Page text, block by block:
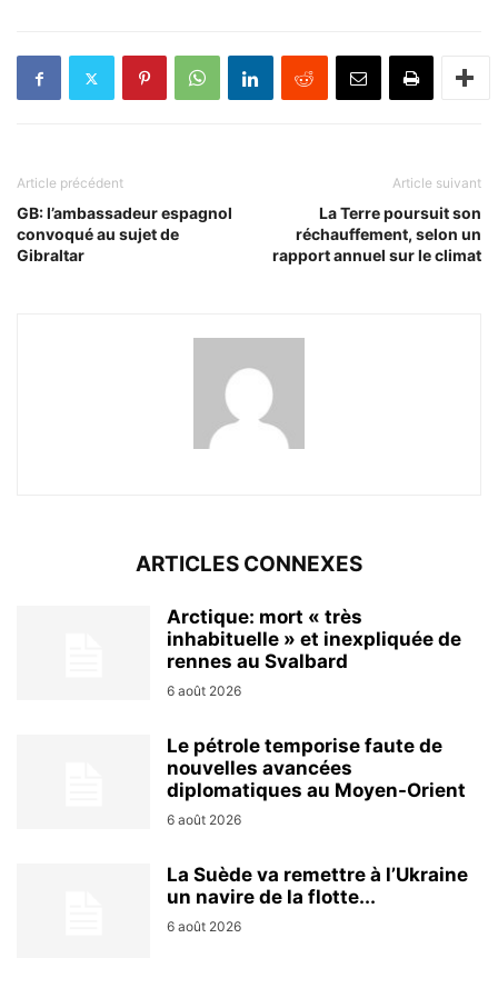
Article précédent
GB: l’ambassadeur espagnol
convoqué au sujet de
Gibraltar
Article suivant
La Terre poursuit son
réchauffement, selon un
rapport annuel sur le climat
ARTICLES CONNEXES
Arctique: mort « très
inhabituelle » et inexpliquée de
rennes au Svalbard
6 août 2026
Le pétrole temporise faute de
nouvelles avancées
diplomatiques au Moyen-Orient
6 août 2026
La Suède va remettre à l’Ukraine
un navire de la flotte...
6 août 2026